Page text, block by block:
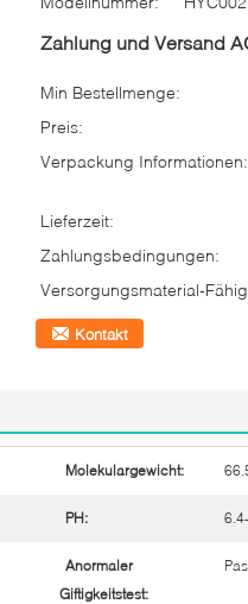
Zahlung und Versand
Min Bestellmenge:
Preis:
Verpackung Informationen:
Lieferzeit:
Zahlungsbedingungen:
Versorgungsmaterial-
Kontakt
Molekulargewicht:
PH:
Anormaler
Giftigkeitstest: